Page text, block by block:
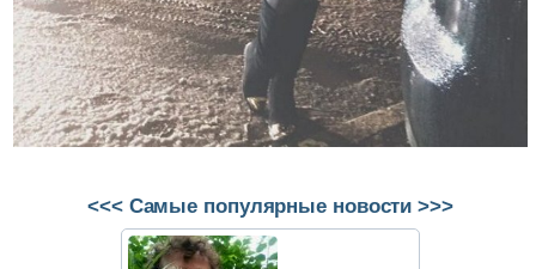
<<< Самые популярные новости >>>